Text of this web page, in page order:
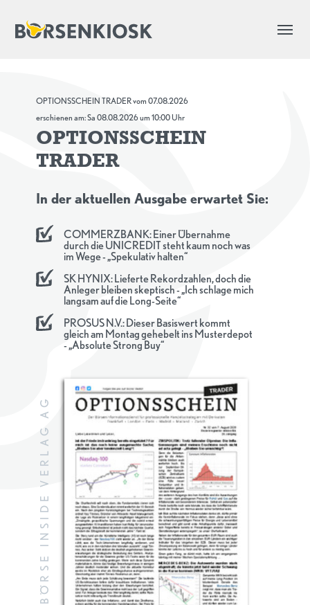
OPTIONSSCHEIN TRADER vom 07.08.2026
erschienen am: Sa 08.08.2026 um 10:00 Uhr
OPTIONSSCHEIN
TRADER
In der aktuellen Ausgabe erwartet Sie:
COMMERZBANK: Einer Übernahme
durch die UNICREDIT steht kaum noch was
im Wege - „Spekulativ halten“
SK HYNIX: Lieferte Rekordzahlen, doch die
Anleger bleiben skeptisch - „Ich schlage mich
langsam auf die Long-Seite“
PROSUS N.V.: Dieser Basiswert kommt
gleich am Montag gehebelt ins Musterdepot
- „Absolute Strong Buy“
BÖRSE INSIDE VERLAG AG